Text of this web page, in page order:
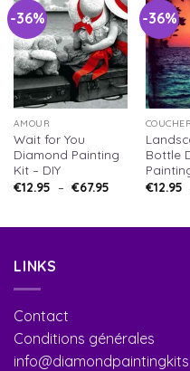
-36%
AMOUR
Wait for You
Diamond Painting
Kit – DIY
€12.95 – €67.95
-36%
Bottle
€12.95
LINKS
Contact
Conditions générales